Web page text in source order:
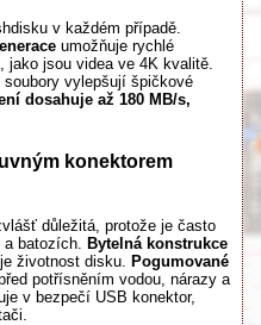
v každém případě.
umožňuje rychlé
jako jsou videa ve 4K kvalitě.
vylepšují špičkové
dosahuje až 180 MB/s,
konektorem
důležitá, protože je často
batozích. Bytelná konstrukce
životnost disku. Pogumované
potřísněním vodou, nárazy a
v bezpečí USB konektor,